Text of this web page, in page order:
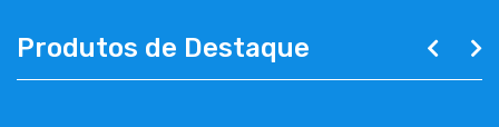
Produtos de Destaque